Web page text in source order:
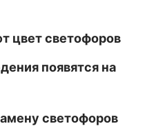
цвет светофоров
появятся на
светофоров